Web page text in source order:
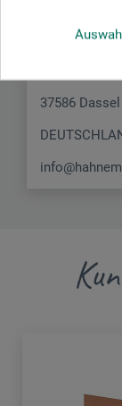
37586 Dassel